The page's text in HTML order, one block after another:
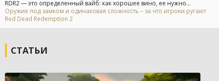
RDR2 — это определенный вайб: как хорошее вино, ее нужно...
Оружие под замком и одинаковая сложность – за что игроки ругают
Red Dead Redemption 2
СТАТЬИ